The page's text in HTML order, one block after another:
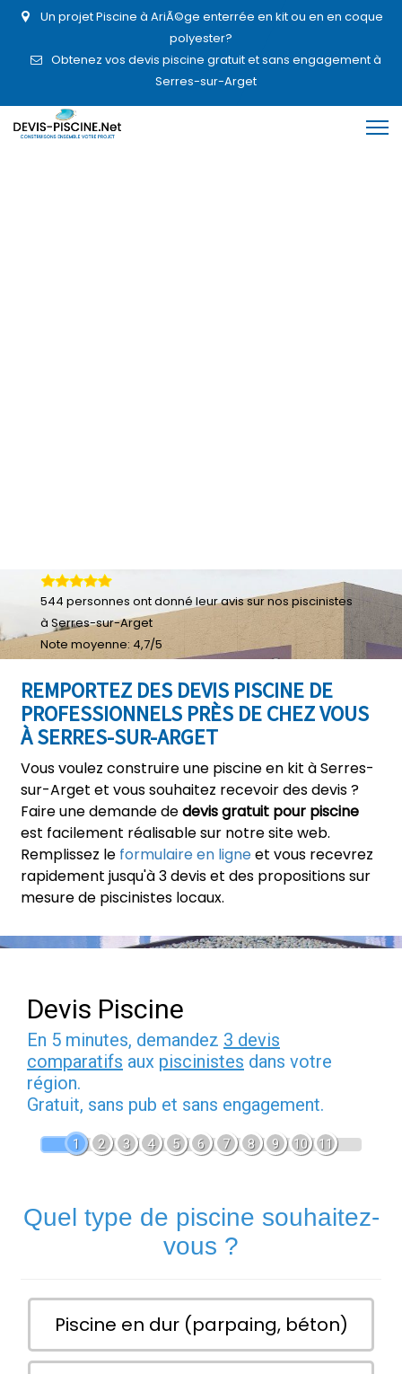
Un projet Piscine à AriÃ©ge enterrée en kit ou en en coque
polyester?
Obtenez vos devis piscine gratuit et sans engagement à
Serres-sur-Arget
REMPORTEZ DES DEVIS PISCINE DE
PROFESSIONNELS PRÈS DE CHEZ VOUS
À SERRES-SUR-ARGET
Vous voulez construire une piscine en kit à Serres-
sur-Arget et vous souhaitez recevoir des devis ?
Faire une demande dedevis gratuit pour piscine
est facilement réalisable sur notre site web.
Remplissez le formulaire en ligneet vous recevrez
rapidement jusqu'à 3 devis et des propositions sur
mesure de piscinistes locaux.
544 personnes ont donné leuravis sur nos piscinistes
à Serres-sur-Arget
Note moyenne: 4,7/5
Devis Piscine
En 5 minutes, demandez 3 devis
comparatifs aux piscinistes dans votre
région.
Gratuit, sans pub et sans engagement.
1 2 3 4 5 6 7 8 9 10 11
Quel type de piscine souhaitez-
vous ?
Piscine en dur (parpaing, béton)